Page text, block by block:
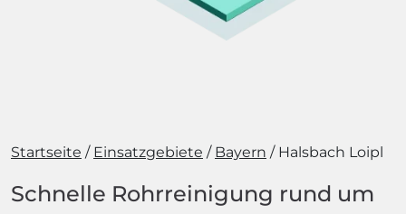
Startseite Einsatzgebiete Bayern Halsbach Loipl
Schnelle Rohrreinigung rund um